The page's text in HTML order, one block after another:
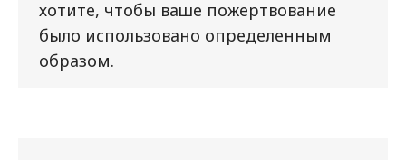
хотите, чтобы ваше пожертвование
было использовано определенным
образом.